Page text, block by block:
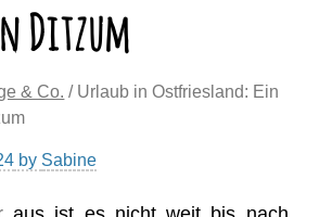
Ditzum
& Co. / Urlaub in Ostfriesland: Ein
by Sabine